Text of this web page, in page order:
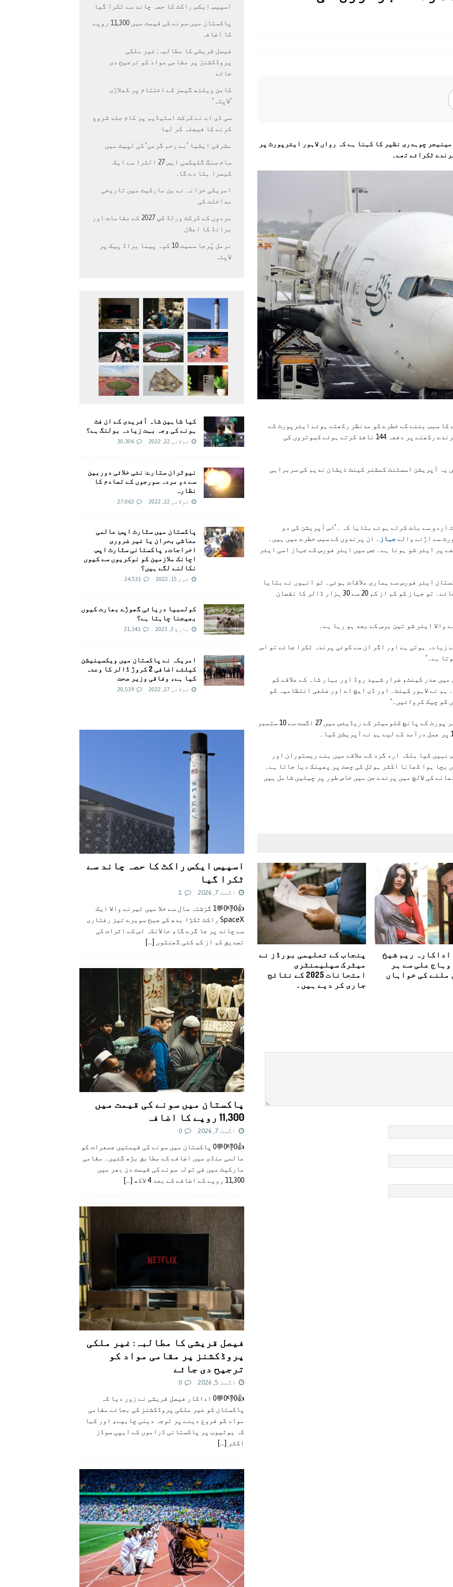
پر کام جلد شروع کرنے کا فیصلہ کر لیا
حصہ چاند سے ٹکرا گیا
چوہدری نظیر کا کہنا ہے کہ رواں لاہور ایئرپورٹ پر
کا سبب بننے کے خطرے کو مدنظر رکھتے ہوئے ایئرپورٹ کے
ارد گرد کی آبادیوں میں گھروں کی چھتوں پر پرندے رکھنے پر دفعہ 144 نافذ کرتے ہوئے کبوتروں کی
یہ آپریشن اسسٹنٹ کمشنر کینٹ ذیشان ندیم کی سربراہی
سے بات کرتے ہوئے بتایا کہ ۔’اس آپریشن کی دو
سے اڑنے والے جہاز
۔ ان پرندوں کے سبب خطرے میں ہیں۔
پر ایئر شو ہونا ہے۔ جس میں ایئر فورس کے جہاز اسی ایئر
ایئر فورس سے ہماری ملاقات ہوئی۔ تو انہوں نے بتایا
کہ اگر ایک چھوٹی سی چڑیا بھی جہاز سے ٹکرا جائے۔ تو جہاز کو کم از کم 20 سے 30 ہزار ڈالر کا نقصان
ایئر شو تین برس کے بعد ہو رہا ہے۔
زیادہ ہوتی ہے اور اگر ان سے کوئی پرندہ ٹکرا جائے تو اس
ہے۔‘
صدر کینٹ، ضرار شہید روڈ اور بہار شاہ کے علاقے کو
ہم نے لاہور کینٹ۔ اور ڈی ایچ اے اور ضلعی انتظامیہ کو
کو چیک کروائیں۔‘
ان کا کہنا تھا کہ یوم دفاع کے سلسلے میں ایئر پورٹ کے پانچ کلومیٹر کے ریڈیئس میں 27 اگست سے 10 ستمبر
کیا بلکہ ارد گرد کے علاقے میں بنے ریستوران اور
ہوا کھانا اکثر ہوٹل کی چھت پر پھینک دیا جاتا ہے۔
کی لالچ میں پرندے جن میں خاص طور پر چیلیں شامل ہیں
اداکارہ ریم شیخ
علی سے ہر
ملنے کی خواہاں
پنجاب کے تعلیمی بورڈز نے
میٹرک سپلیمنٹری
امتحانات 2025 کے نتائج
جاری کر دیے ہیں۔
اسپیس ایکس راکٹ کا حصہ چاند سے ٹکرا گیا
پاکستان میں سونے کی قیمت میں 11,300 روپے
کا اضافہ
فیصل قریشی کا مطالبہ: غیر ملکی
پروڈکشنز پر مقامی مواد کو ترجیح دی
جائے
کامن ویلتھ گیمز کے اختتام پر کھلاڑی
‘لاپتہ’
سی ڈی اے نے کرکٹ اسٹیڈیم پر کام جلد شروع
کرنے کا فیصلہ کر لیا
مشرقی ایشیا ‘بے رحم گرمی’ کی لپیٹ میں
سام سنگ گلیکسی ایس 27 الٹرا سے ایک
کیمرا ہٹا دے گا.
امریکی خزانہ نے ین مارکیٹ میں تاریخی
مداخلت کی
مردوں کے کرکٹ ورلڈ کپ 2027 کے مقامات اور
برانڈ کا اعلان
نرمل پُرجا سمیت 10 کوہ پیما براڈ پیک پر
لاپتہ
کیا شاہین شاہ آفریدی کے ان فٹ
ہونے کی وجہ بہت زیادہ بولنگ ہے؟
جولائی 22, 2022 30,306
نیوٹران ستارے: نئی خلائی دوربین
سے دو مردہ سورجوں کے تصادم کا
نظارہ
جولائی 22, 2022 27,063
پاکستان میں سٹارٹ اپس: عالمی
معاشی بحران یا غیر ضروری
اخراجات، پاکستانی سٹارٹ اپس
اچانک ملازمین کو نوکریوں سے کیوں
نکالنے لگے ہیں؟
جون 15, 2022 24,531
کولمبیا دریائی گھوڑے بھارت کیوں
بھیجنا چاہتا ہے؟
مارچ 3, 2023 21,341
امريکہ نے پاکستان میں ویکسینیشن
کیلئے اضافی 2 کروڑ ڈالر کا وعدہ
کیا ہے، وفاقی وزیر صحت
جولائی 27, 2022 20,539
اسپیس ایکس راکٹ کا حصہ چاند سے
ٹکرا گیا
اگست 7, 2026 1
👍0👎0💬1 گزشتہ سال سے خلا میں تیرنے والا ایک
SpaceX راکٹ ٹکڑا بدھ کی صبح سویرے تیز رفتاری
سے چاند پر جا گرے گا، حالانکہ اس کے اثرات کی
تصدیق کم از کم کئی گھنٹوں [...]
پاکستان میں سونے کی قیمت میں
11,300 روپے کا اضافہ
اگست 7, 2026 0
👍0👎0💬0 پاکستان میں سونے کی قیمتیں جمعرات کو
عالمی منڈی میں اضافے کے مطابق بڑھ گئیں۔ مقامی
مارکیٹ میں فی تولہ سونے کی قیمت دن بھر میں
11,300 روپے کے اضافے کے بعد 4 لاکھ
[...]
فیصل قریشی کا مطالبہ: غیر ملکی
پروڈکشنز پر مقامی مواد کو
ترجیح دی جائے
اگست 5, 2026 0
👍0👎0💬0 اداکار فیصل قریشی نے زور دیا کہ
پاکستان کو غیر ملکی پروڈکشنز کی بجائے مقامی
مواد کو فروغ دینے پر توجہ دینی چاہیے، اور کہا
کہ یوٹیوب پر پاکستانی ڈراموں کے ایپی سوڈز
اکثر
[...]